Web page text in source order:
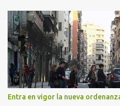
Entra en vigor la nueva